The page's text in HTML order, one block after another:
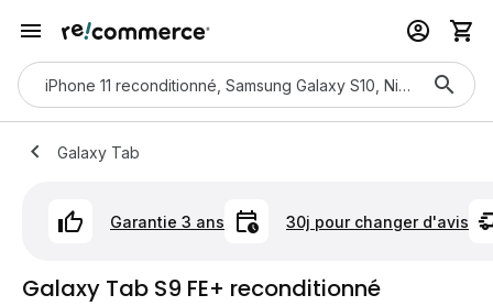
Galaxy Tab
Garantie 3 ans 30j pour changer d'avis
Galaxy Tab S9 FE+ reconditionné